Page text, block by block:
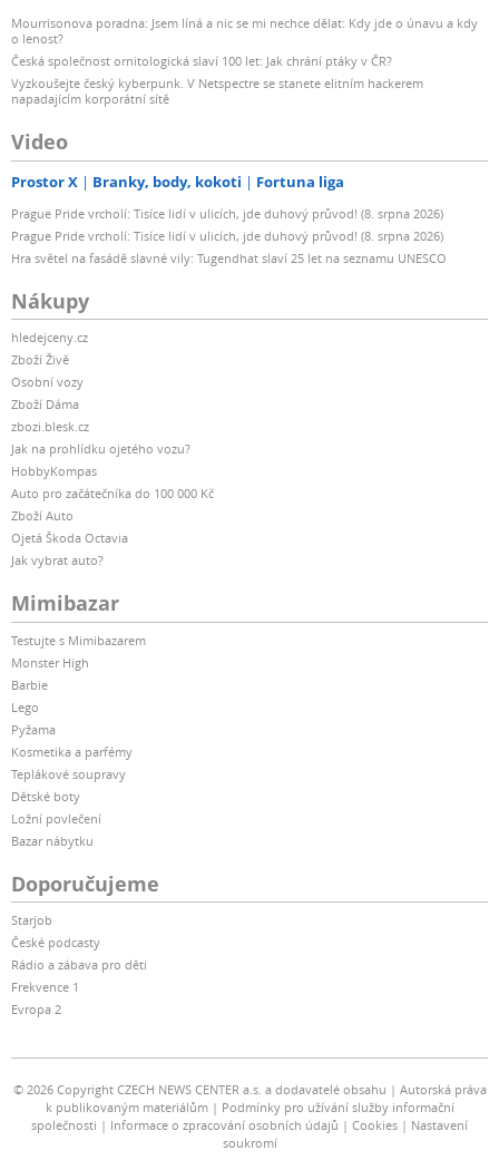
Mourrisonova poradna: Jsem líná a nic se mi nechce dělat: Kdy jde o únavu a kdy
o lenost?
Česká společnost ornitologická slaví 100 let: Jak chrání ptáky v ČR?
Vyzkoušejte český kyberpunk. V Netspectre se stanete elitním hackerem
napadajícím korporátní sítě
Video
Prostor X Branky, body, kokoti Fortuna liga
Prague Pride vrcholí: Tisíce lidí v ulicích, jde duhový průvod! (8. srpna 2026)
Prague Pride vrcholí: Tisíce lidí v ulicích, jde duhový průvod! (8. srpna 2026)
Hra světel na fasádě slavné vily: Tugendhat slaví 25 let na seznamu UNESCO
Nákupy
hledejceny.cz
Zboží Živě
Osobní vozy
Zboží Dáma
zbozi.blesk.cz
Jak na prohlídku ojetého vozu?
HobbyKompas
Auto pro začátečníka do 100 000 Kč
Zboží Auto
Ojetá Škoda Octavia
Jak vybrat auto?
Mimibazar
Testujte s Mimibazarem
Monster High
Barbie
Lego
Pyžama
Kosmetika a parfémy
Teplákové soupravy
Dětské boty
Ložní povlečení
Bazar nábytku
Doporučujeme
Starjob
České podcasty
Rádio a zábava pro děti
Frekvence 1
Evropa 2
© 2026 Copyright CZECH NEWS CENTER a.s. a dodavatelé obsahu
Autorská práva
k publikovaným materiálům
Podmínky pro užívání služby informační
společnosti
Informace o zpracování osobních údajů Cookies
Nastavení
soukromí